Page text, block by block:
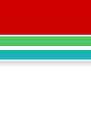
Chanel
收購參考價格